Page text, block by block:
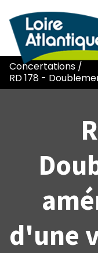
Concertations /
RD 178 - Doublement et
d'une